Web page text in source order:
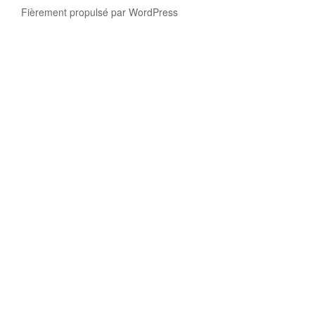
Fièrement propulsé par WordPress